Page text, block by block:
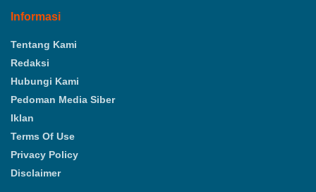
Informasi
Tentang Kami
Redaksi
Hubungi Kami
Pedoman Media Siber
Iklan
Terms Of Use
Privacy Policy
Disclaimer